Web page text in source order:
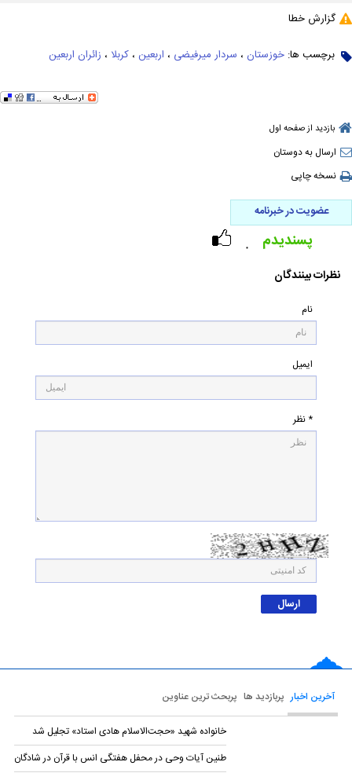
گزارش خطا
برچسب ها: خوزستان ، سردار میرفیضی ، اربعین ، کربلا ، زائران اربعین
بازدید از صفحه اول
ارسال به دوستان
نسخه چاپی
عضویت در خبرنامه
۰ پسندیدم
نظرات بینندگان
نام
ایمیل
* نظر
آخرین اخبار پربازدید ها پربحث ترین عناوین
خانواده شهید «حجت‌الاسلام هادی استاد» تجلیل شد
طنین آیات وحی در محفل هفتگی انس با قرآن در شادگان